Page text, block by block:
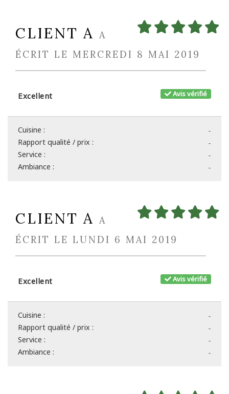
CLIENT A A
ÉCRIT LE MERCREDI 8 MAI 2019
Avis vérifié
Excellent
-
Cuisine :
-
Rapport qualité / prix :
-
Service :
-
Ambiance :
CLIENT A A
ÉCRIT LE LUNDI 6 MAI 2019
Avis vérifié
Excellent
-
Cuisine :
-
Rapport qualité / prix :
-
Service :
-
Ambiance :